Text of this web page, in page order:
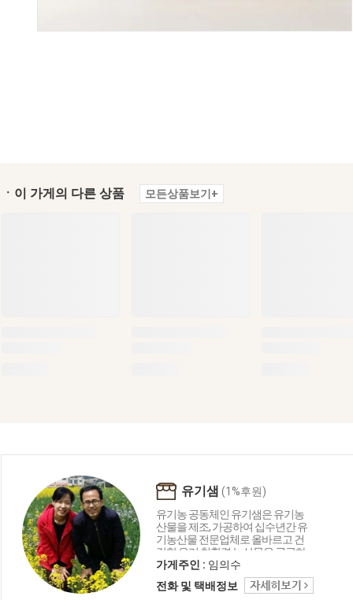
ㆍ이 가게의 다른 상품 모든상품보기+
유기샘 (1%후원)
유기농 공동체인 유기샘은 유기농
산물을 제조, 가공하여 십수년간 유
기농산물 전문업체로 올바르고 건
강한 우리 친환경 농산물을 공급하
는 생명 중심의 농업공동체입니다.
유기샘이 드리는 세 가지 약속 1.올
곧은 친환경 명인이 지은 농산물로
가게주인 : 임의수
전화 및 택배정보